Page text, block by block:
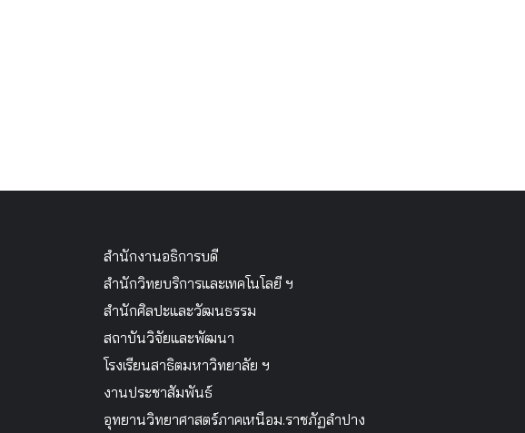
สำนักงานอธิการบดี
สำนักวิทยบริการและเทคโนโลยี ฯ
สำนักศิลปะและวัฒนธรรม
สถาบันวิจัยและพัฒนา
โรงเรียนสาธิตมหาวิทยาลัย ฯ
งานประชาสัมพันธ์
อุทยานวิทยาศาสตร์ภาคเหนือม.ราชภัฏลำปาง